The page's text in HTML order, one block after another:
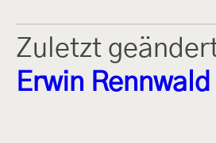
Zuletzt
Erwin Rennwald